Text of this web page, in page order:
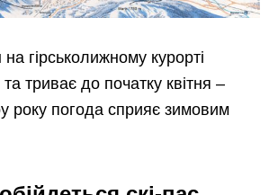
гірськолижному курорті
та триває до початку квітня –
року погода сприяє зимовим